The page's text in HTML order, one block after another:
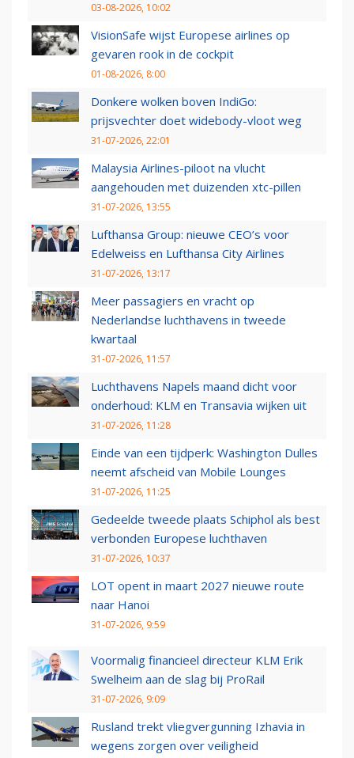
03-08-2026, 10:02
VisionSafe wijst Europese airlines op
gevaren rook in de cockpit
01-08-2026, 8:00
Donkere wolken boven IndiGo:
prijsvechter doet widebody-vloot weg
31-07-2026, 22:01
Malaysia Airlines-piloot na vlucht
aangehouden met duizenden xtc-pillen
31-07-2026, 13:55
Lufthansa Group: nieuwe CEO’s voor
Edelweiss en Lufthansa City Airlines
31-07-2026, 13:17
Meer passagiers en vracht op
Nederlandse luchthavens in tweede
kwartaal
31-07-2026, 11:57
Luchthavens Napels maand dicht voor
onderhoud: KLM en Transavia wijken uit
31-07-2026, 11:28
Einde van een tijdperk: Washington Dulles
neemt afscheid van Mobile Lounges
31-07-2026, 11:25
Gedeelde tweede plaats Schiphol als best
verbonden Europese luchthaven
31-07-2026, 10:37
LOT opent in maart 2027 nieuwe route
naar Hanoi
31-07-2026, 9:59
Voormalig financieel directeur KLM Erik
Swelheim aan de slag bij ProRail
31-07-2026, 9:09
Rusland trekt vliegvergunning Izhavia in
wegens zorgen over veiligheid